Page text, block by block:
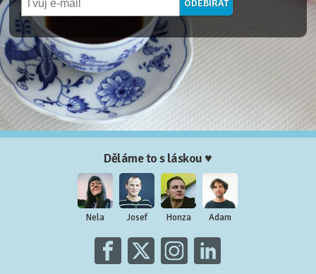
Děláme to s láskou ♥
Nela Josef Honza Adam